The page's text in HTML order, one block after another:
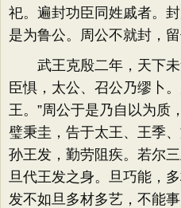
祀。遍封功臣同姓戚者。
是为鲁公。周公不就封，留
武王克殷二年，天下未
臣惧，太公、召公乃缪卜
王。”周公于是乃自以为质
璧秉圭，告于太王、王季
孙王发，勤劳阻疾。若尔
旦代王发之身。旦巧能，
发不如旦多材多艺，不能